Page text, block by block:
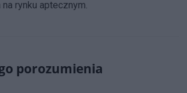
rynku aptecznym.
porozumienia